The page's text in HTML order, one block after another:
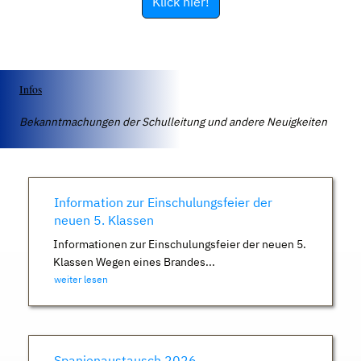
Infos
Bekanntmachungen der Schulleitung und andere Neuigkeiten
Information zur Einschulungsfeier der
neuen 5. Klassen
Informationen zur Einschulungsfeier der neuen 5.
Klassen Wegen eines Brandes...
weiter lesen